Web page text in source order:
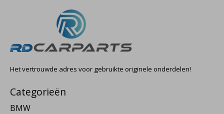
Het vertrouwde adres voor gebruikte originele onderdelen!
Categorieën
BMW